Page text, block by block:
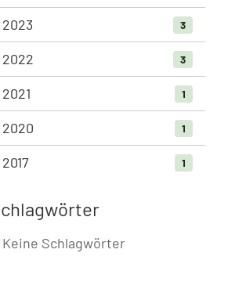
2023 3
2022 3
2021 1
2020 1
2017 1
Keine Schlagwörter